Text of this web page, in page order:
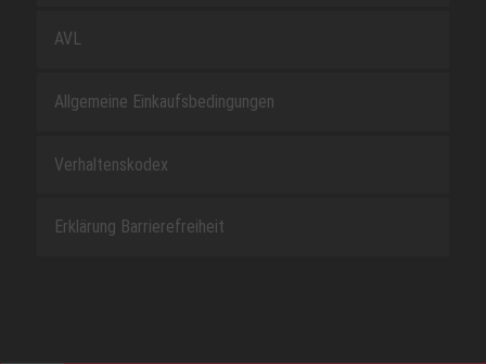
AVL
Allgemeine Einkaufsbedingungen
Verhaltenskodex
Erklärung Barrierefreiheit